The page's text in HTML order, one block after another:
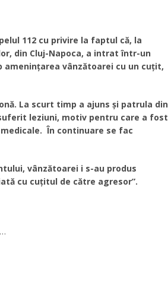
112 cu privire la faptul că, la
din Cluj-Napoca, a intrat într-un
amenințarea vânzătoarei cu un cuțit,
La scurt timp a ajuns și patrula din
leziuni, motiv pentru care a fost
medicale.În continuare se fac
vânzătoarei i s-au produs
cu cuțitul de către agresor”.